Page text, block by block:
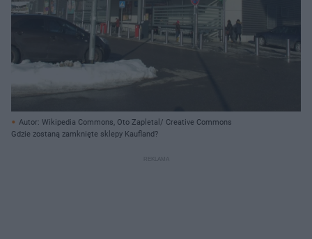
Autor: Wikipedia Commons, Oto Zapletal/ Creative Commons
Gdzie zostaną zamknięte sklepy Kaufland?